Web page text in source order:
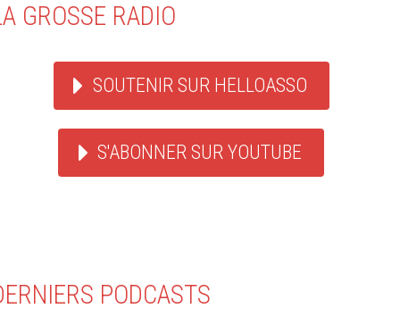
GROSSE RADIO
SOUTENIR SUR HELLOASSO
S'ABONNER SUR YOUTUBE
PODCASTS